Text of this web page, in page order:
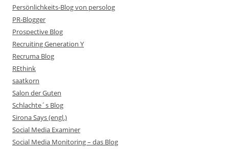
Persönlichkeits-Blog von persolog
PR-Blogger
Prospective Blog
Recruiting Generation Y
Recruma Blog
REthink
saatkorn
Salon der Guten
Schlachte´s Blog
Sirona Says (engl.)
Social Media Examiner
Social Media Monitoring – das Blog